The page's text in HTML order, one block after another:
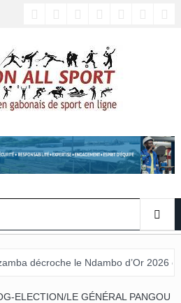
d’Or 2026 et Alain Djissikadié
ELECTION/LE GÉNÉRAL PANGOU